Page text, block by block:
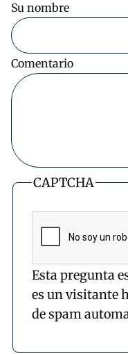
Su nombre
Comentario
CAPTCHA
Esta pregunta
es un visitante
de spam